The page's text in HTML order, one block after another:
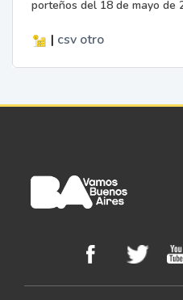
porteños del 18 de mayo de
| csv otro